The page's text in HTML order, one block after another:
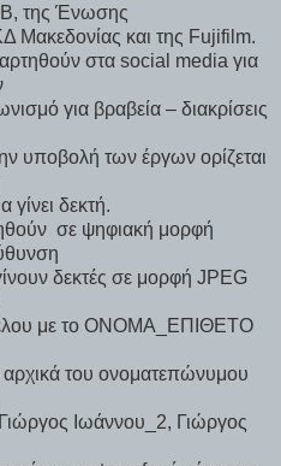
της Ένωσης
Μακεδονίας και της Fujifilm.
στα social media για
για βραβεία – διακρίσεις
υποβολή των έργων ορίζεται
δεκτή.
σε ψηφιακή μορφή
δεκτές σε μορφή JPEG
με το ΟΝΟΜΑ_ΕΠΙΘΕΤΟ
του ονοματεπώνυμου
Ιωάννου_2, Γιώργος